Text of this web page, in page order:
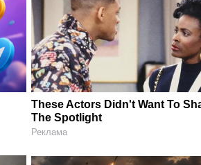
These Actors Didn't Want To
The Spotlight
Реклама